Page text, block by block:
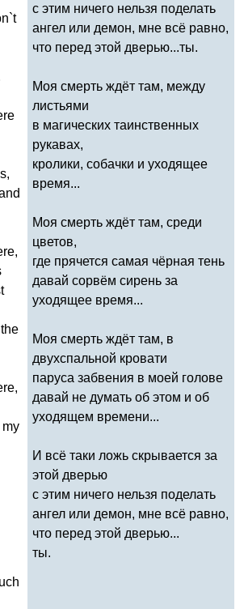
`t
,
,
the
,
my
с этим ничего нельзя поделать
ангел или демон, мне всё равно,
что перед этой дверью...ты.
Моя смерть ждёт там, между
листьями
в магических таинственных
рукавах,
кролики, собачки и уходящее
время...
Моя смерть ждёт там, среди
цветов,
где прячется самая чёрная тень
давай сорвём сирень за
уходящее время...
Моя смерть ждёт там, в
двухспальной кровати
паруса забвения в моей голове
давай не думать об этом и об
уходящем времени...
И всё таки ложь скрывается за
этой дверью
с этим ничего нельзя поделать
ангел или демон, мне всё равно,
что перед этой дверью...
ты.